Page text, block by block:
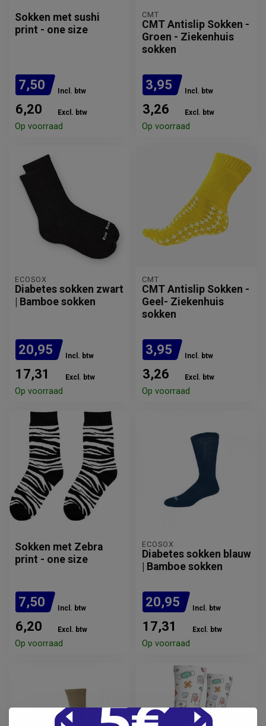
Sokken met sushi
print - one size
7,50 Incl. btw
6,20 Excl. btw
Op voorraad
CMT
CMT Antislip Sokken -
Groen - Ziekenhuis
sokken
3,95 Incl. btw
3,26 Excl. btw
Op voorraad
ECOSOX
Diabetes sokken zwart
| Bamboe sokken
20,95 Incl. btw
17,31 Excl. btw
Op voorraad
CMT
CMT Antislip Sokken -
Geel- Ziekenhuis
sokken
3,95 Incl. btw
3,26 Excl. btw
Op voorraad
Sokken met Zebra
print - one size
7,50 Incl. btw
6,20 Excl. btw
Op voorraad
ECOSOX
Diabetes sokken blauw
| Bamboe sokken
20,95 Incl. btw
17,31 Excl. btw
Op voorraad